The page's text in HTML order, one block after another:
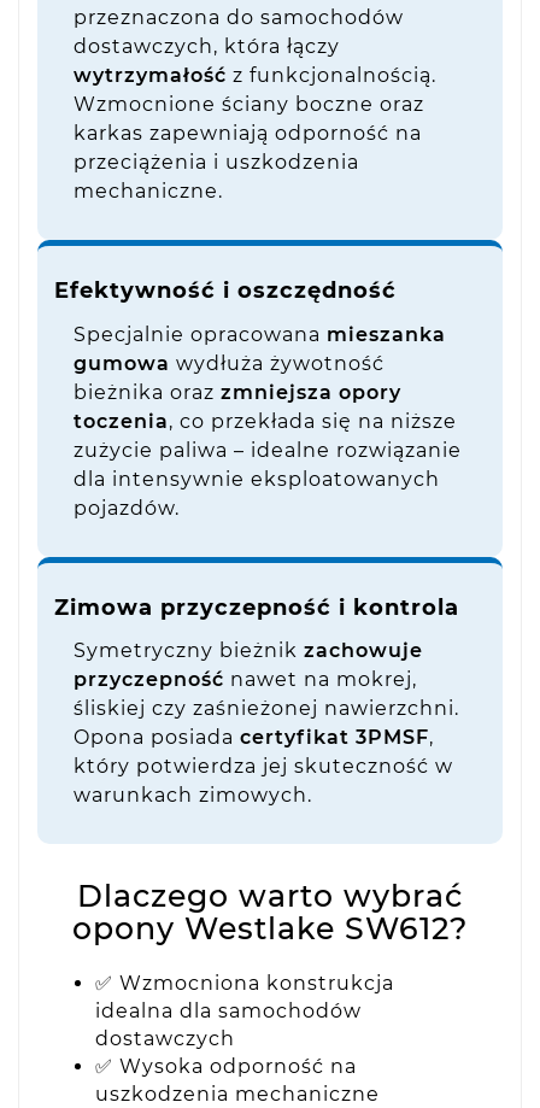
przeznaczona do samochodów
dostawczych, która łączy
wytrzymałość z funkcjonalnością.
Wzmocnione ściany boczne oraz
karkas zapewniają odporność na
przeciążenia i uszkodzenia
mechaniczne.
Efektywność i oszczędność
Specjalnie opracowana mieszanka
gumowa wydłuża żywotność
bieżnika oraz zmniejsza opory
toczenia, co przekłada się na niższe
zużycie paliwa – idealne rozwiązanie
dla intensywnie eksploatowanych
pojazdów.
Zimowa przyczepność i kontrola
Symetryczny bieżnik zachowuje
przyczepność nawet na mokrej,
śliskiej czy zaśnieżonej nawierzchni.
Opona posiada certyfikat 3PMSF,
który potwierdza jej skuteczność w
warunkach zimowych.
Dlaczego warto wybrać
opony Westlake SW612?
✅ Wzmocniona konstrukcja
idealna dla samochodów
dostawczych
✅ Wysoka odporność na
uszkodzenia mechaniczne